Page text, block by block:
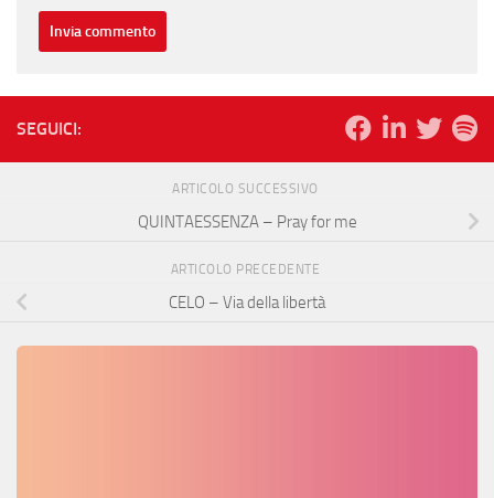
SEGUICI:
ARTICOLO SUCCESSIVO
QUINTAESSENZA – Pray for me
ARTICOLO PRECEDENTE
CELO – Via della libertà